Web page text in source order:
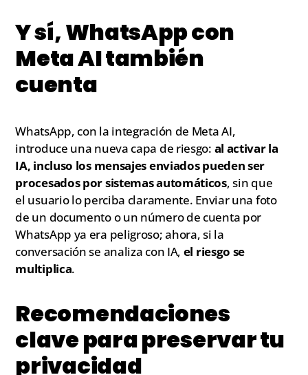
Y sí, WhatsApp con
Meta AI también
cuenta
WhatsApp, con la integración de Meta AI,
introduce una nueva capa de riesgo: al activar la
IA, incluso los mensajes enviados pueden ser
procesados por sistemas automáticos, sin que
el usuario lo perciba claramente. Enviar una foto
de un documento o un número de cuenta por
WhatsApp ya era peligroso; ahora, si la
conversación se analiza con IA, el riesgo se
multiplica.
Recomendaciones
clave para preservar tu
privacidad